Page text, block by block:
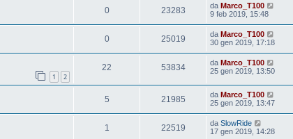
0 23283 da Marco_T100
9 feb 2019, 15:48
0 25019 da Marco_T100
30 gen 2019, 17:18
1 2
22 53834 da Marco_T100
25 gen 2019, 13:50
5 21985 da Marco_T100
25 gen 2019, 13:47
1 22519 da SlowRide
17 gen 2019, 14:28